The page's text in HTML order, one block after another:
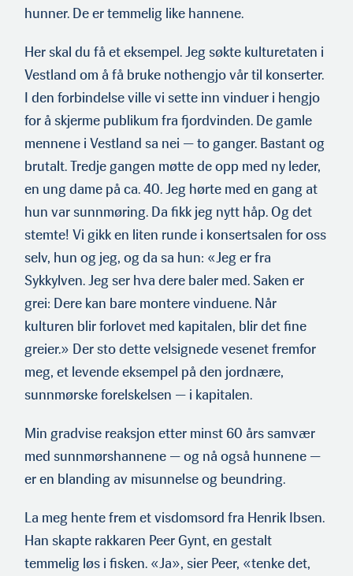
hunner. De er temmelig like hannene.
Her skal du få et eksempel. Jeg søkte kulturetaten i
Vestland om å få bruke nothengjo vår til konserter.
I den forbindelse ville vi sette inn vinduer i hengjo
for å skjerme publikum fra fjordvinden. De gamle
mennene i Vestland sa nei — to ganger. Bastant og
brutalt. Tredje gangen møtte de opp med ny leder,
en ung dame på ca. 40. Jeg hørte med en gang at
hun var sunnmøring. Da fikk jeg nytt håp. Og det
stemte! Vi gikk en liten runde i konsertsalen for oss
selv, hun og jeg, og da sa hun: «Jeg er fra
Sykkylven. Jeg ser hva dere baler med. Saken er
grei: Dere kan bare montere vinduene. Når
kulturen blir forlovet med kapitalen, blir det fine
greier.» Der sto dette velsignede vesenet fremfor
meg, et levende eksempel på den jordnære,
sunnmørske forelskelsen — i kapitalen.
Min gradvise reaksjon etter minst 60 års samvær
med sunnmørshannene — og nå også hunnene —
er en blanding av misunnelse og beundring.
La meg hente frem et visdomsord fra Henrik Ibsen.
Han skapte rakkaren Peer Gynt, en gestalt
temmelig løs i fisken. «Ja», sier Peer, «tenke det,